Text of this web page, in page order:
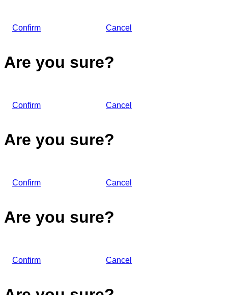
Confirm Cancel
Are you sure?
Confirm Cancel
Are you sure?
Confirm Cancel
Are you sure?
Confirm Cancel